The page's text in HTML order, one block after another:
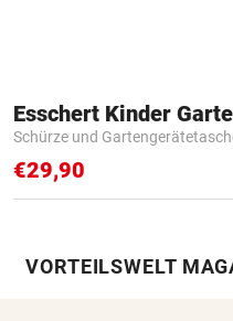
Schürze und
€29,90
VORTEILSWELT